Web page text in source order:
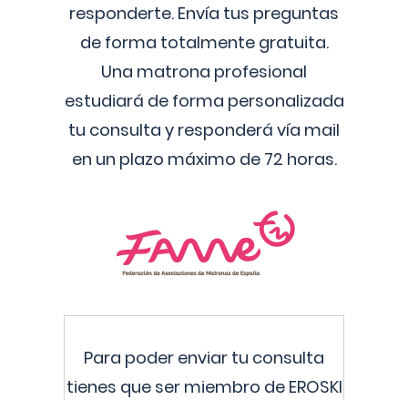
responderte. Envía tus preguntas
de forma totalmente gratuita.
Una matrona profesional
estudiará de forma personalizada
tu consulta y responderá vía mail
en un plazo máximo de 72 horas.
Para poder enviar tu consulta
tienes que ser miembro de EROSKI